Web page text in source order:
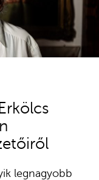
legnagyobb